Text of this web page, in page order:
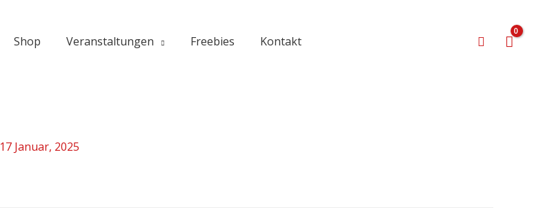
Shop Veranstaltungen Freebies Kontakt Suchen
17 Januar, 2025